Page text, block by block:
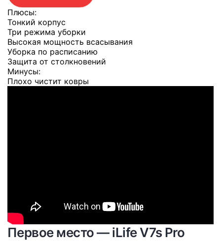
Плюсы:
Тонкий корпус
Три режима уборки
Высокая мощность всасывания
Уборка по расписанию
Защита от столкновений
Минусы:
Плохо чистит ковры
Первое место — iLife V7s Pro